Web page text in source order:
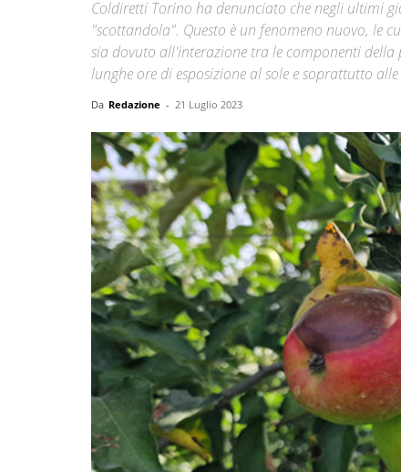
Coldiretti Torino ha denunciato che negli ultimi
"scottandola". Questo è un fenomeno nuovo, le
sia dovuto all'interazione tra le componenti
lunghe ore di esposizione al sole e soprattutto
Da Redazione - 21 Luglio 2023